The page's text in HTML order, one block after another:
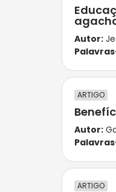
Autor:
ARTIGO
Autor:
ARTIGO